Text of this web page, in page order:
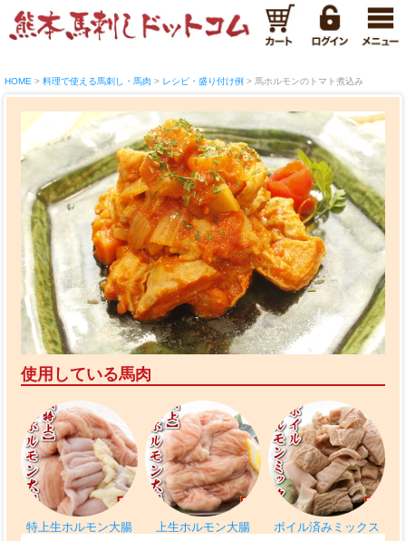
HOME 料理で使える馬刺し・馬肉 レシピ・盛り付け例 馬ホルモンのトマト煮込み
使用している馬肉
特上生ホルモン大腸 上生ホルモン大腸 ボイル済みミックス